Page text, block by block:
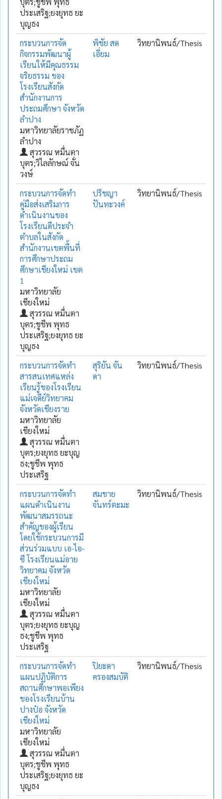
ประเสริฐ;ยงยุทธ ยะ
บุญธง
กระบวนการจัด
กิจกรรมพัฒนาผู้
เรียนให้มีคุณธรรม
จริยธรรม ของ
โรงเรียนสังกัด
สำนักงานการ
ประถมศึกษา จังหวัด
ลำปาง
มหาวิทยาลัยราชภัฏ
ลำปาง
สุวรรณ หมื่นตา
บุตร;วิไลลักษณ์ จั่น
วงษ์
พิชัย สด
เอี่ยม
วิทยานิพนธ์/Thesis
กระบวนการจัดทำ
คู่มือส่งเสริมการ
ดำเนินงานของ
โรงเรียนดีประจำ
ตำบลในสังกัด
สำนักงานเขตพื้นที่
การศึกษาประถม
ศึกษาเชียงใหม่ เขต
1
มหาวิทยาลัย
เชียงใหม่
สุวรรณ หมื่นตา
บุตร;ชูชีพ พุทธ
ประเสริฐ;ยงยุทธ ยะ
บุญธง
ปริชญา
ปันทะวงค์
วิทยานิพนธ์/Thesis
กระบวนการจัดทำ
สารสนเทศแหล่ง
เรียนรู้ของโรงเรียน
แม่เจดีย์วิทยาคม
จังหวัดเชียงราย
มหาวิทยาลัย
เชียงใหม่
สุวรรณ หมื่นตา
บุตร;ยงยุทธ ยะบุญ
ธง;ชูชีพ พุทธ
ประเสริฐ
สุริยัน จัน
ดา
วิทยานิพนธ์/Thesis
กระบวนการจัดทำ
แผนดำเนินงาน
พัฒนาสมรรถนะ
สำคัญของผู้เรียน
โดยใช้กระบวนการมี
ส่วนร่วมแบบ เอ-ไอ-
ซี โรงเรียนแม่อาย
วิทยาคม จังหวัด
เชียงใหม่
มหาวิทยาลัย
เชียงใหม่
สุวรรณ หมื่นตา
บุตร;ยงยุทธ ยะบุญ
ธง;ชูชีพ พุทธ
ประเสริฐ
สมชาย
จันทร์ตะมะ
วิทยานิพนธ์/Thesis
กระบวนการจัดทำ
แผนปฏิบัติการ
สถานศึกษาพอเพียง
ของโรงเรียนบ้าน
ปางป๋อ จังหวัด
เชียงใหม่
มหาวิทยาลัย
เชียงใหม่
สุวรรณ หมื่นตา
บุตร;ชูชีพ พุทธ
ประเสริฐ;ยงยุทธ ยะ
บุญธง
ปิยะดา
ครองสมบัติ
วิทยานิพนธ์/Thesis